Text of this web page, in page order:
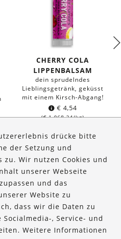
CHERRY COLA
LIPPENBALSAM
dein sprudelndes
Lieblingsgetränk, geküsst
mit einem Kirsch-Abgang!
€ 4,54
(€1.068,24/kg)
US
drücke bitte
der Setzung und
zu. Wir nutzen Cookies und
unserer Webseite
und das
Website zu
dass wir die Daten zu
, Service- und
Weitere Informationen